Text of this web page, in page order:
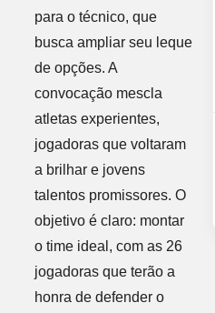
para o técnico, que
busca ampliar seu leque
de opções. A
convocação mescla
atletas experientes,
jogadoras que voltaram
a brilhar e jovens
talentos promissores. O
objetivo é claro: montar
o time ideal, com as 26
jogadoras que terão a
honra de defender o